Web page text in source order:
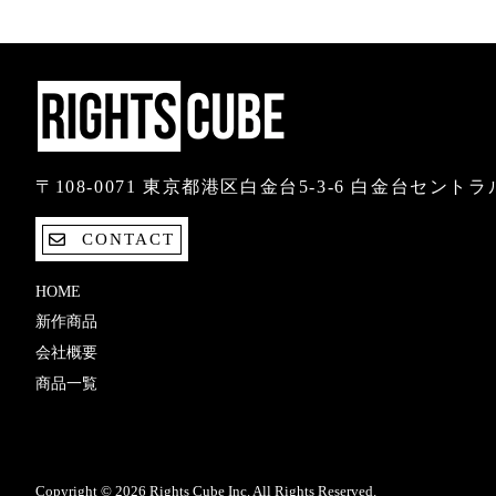
〒108-0071 東京都港区白金台5-3-6 白金台セントラ
CONTACT
HOME
新作商品
会社概要
商品一覧
Copyright © 2026 Rights Cube Inc. All Rights Reserved.